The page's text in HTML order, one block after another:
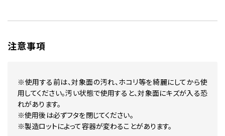
注意事項
※使用する前は、対象面の汚れ、ホコリ等を綺麗にしてから使
用してください。汚い状態で使用すると、対象面にキズが入る恐
れがあります。
※使用後は必ずフタを閉じてください。
※製造ロットによって容器が変わることがあります。